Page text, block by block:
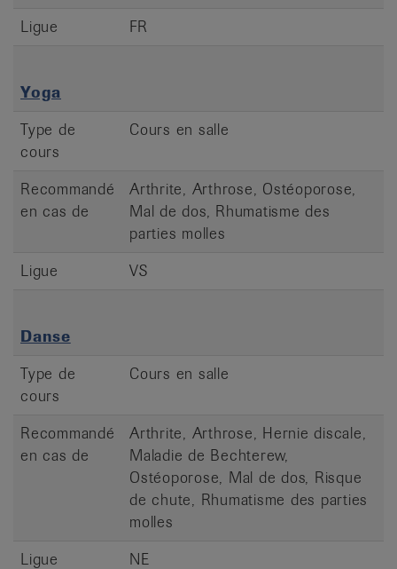
Ligue
FR
Yoga
Type de
cours
Cours en salle
Recommandé
en cas de
Arthrite, Arthrose, Ostéoporose,
Mal de dos, Rhumatisme des
parties molles
Ligue
VS
Danse
Type de
cours
Cours en salle
Recommandé
en cas de
Arthrite, Arthrose, Hernie discale,
Maladie de Bechterew,
Ostéoporose, Mal de dos, Risque
de chute, Rhumatisme des parties
molles
Ligue
NE